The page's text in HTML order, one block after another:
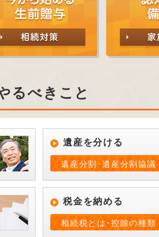
るべきこと
遺産を分ける
遺産分割･遺産分割協議
税金を納める
相続税とは･控除の種類